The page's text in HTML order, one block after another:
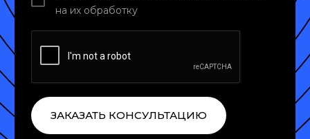
на их обработку
ЗАКАЗАТЬ КОНСУЛЬТАЦИЮ